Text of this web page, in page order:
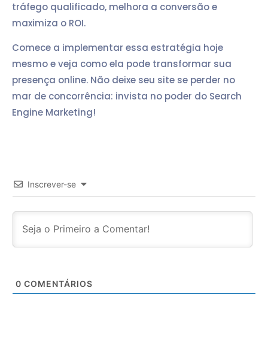
tráfego qualificado, melhora a conversão e
maximiza o ROI.
Comece a implementar essa estratégia hoje
mesmo e veja como ela pode transformar sua
presença online. Não deixe seu site se perder no
mar de concorrência: invista no poder do Search
Engine Marketing!
Inscrever-se
0 COMENTÁRIOS